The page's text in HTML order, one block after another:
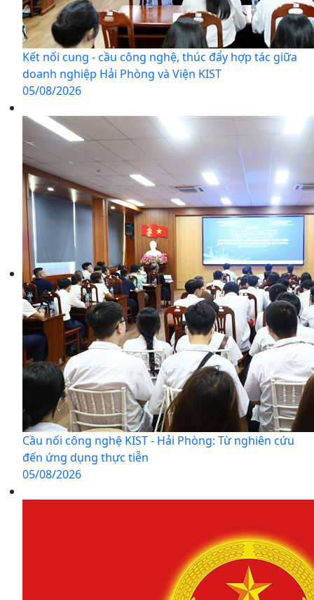
Kết nối cung - cầu công nghệ, thúc đẩy hợp tác giữa
doanh nghiệp Hải Phòng và Viện KIST
05/08/2026
Cầu nối công nghệ KIST - Hải Phòng: Từ nghiên cứu
đến ứng dụng thực tiễn
05/08/2026